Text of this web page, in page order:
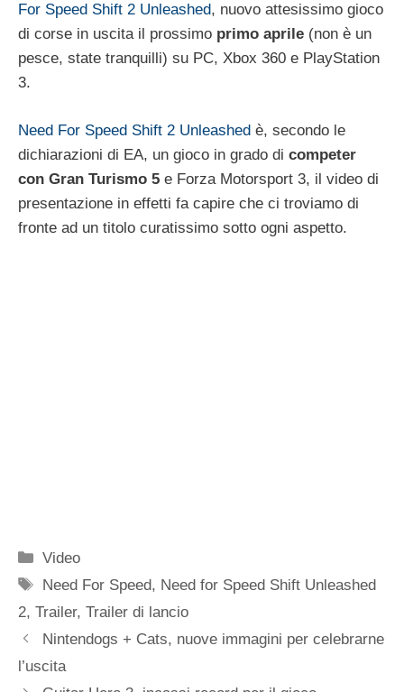
For Speed Shift 2 Unleashed, nuovo attesissimo gioco
di corse in uscita il prossimo primo aprile (non è un
pesce, state tranquilli) su PC, Xbox 360 e PlayStation
3.
Need For Speed Shift 2 Unleashed è, secondo le
dichiarazioni di EA, un gioco in grado di competer
con Gran Turismo 5 e Forza Motorsport 3, il video di
presentazione in effetti fa capire che ci troviamo di
fronte ad un titolo curatissimo sotto ogni aspetto.
Categorie
Video
Tag
Need For Speed, Need for Speed Shift Unleashed
2, Trailer, Trailer di lancio
Nintendogs + Cats, nuove immagini per celebrarne
l’uscita